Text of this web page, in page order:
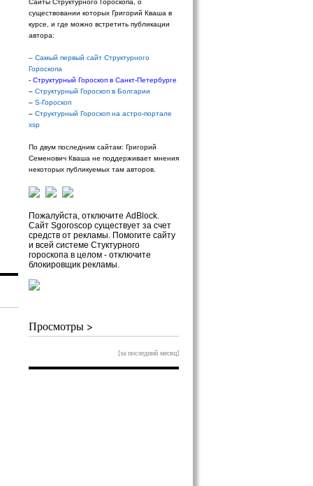
Сайты Структурного Гороскопа, о
существовании которых Григорий Кваша в
курсе, и где можно встретить публикации
автора:
– Самый первый сайт Структурного
Гороскопа
- Структурный Гороскоп в Санкт-Петербурге
– Структурный Гороскоп в Болгарии
– S-Гороскоп
– Структурный Гороскоп на астро-портале
xsp
По двум последним сайтам: Григорий
Семенович Кваша не поддерживает мнения
некоторых публикуемых там авторов.
Пожалуйста, отключите AdBlock.
Сайт Sgoroscop существует за счет
средств от рекламы. Помогите сайту
и всей системе Стуктурного
гороскопа в целом - отключите
блокировщик рекламы.
Просмотры >
[за последний месяц]